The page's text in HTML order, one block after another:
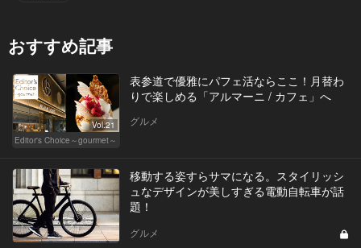
おすすめ記事
Vol.21
Editor's Choice～gourmet～
表参道で優雅にパフェ活ならここ！月替わ
りで楽しめる「アルマーニ / カフェ」へ
グルメ
移動する姿すらサマになる。スタイリッシ
ュなデザインが美しすぎる電動自転車が話
題！
グルメ